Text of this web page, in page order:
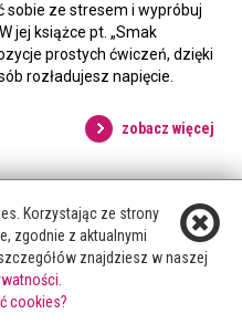
sobie ze stresem i wypróbuj
jej książce pt. „Smak
prostych ćwiczeń, dzięki
rozładujesz napięcie.
zobacz więcej
Korzystając ze strony
zgodnie z aktualnymi
znajdziesz w naszej
cookies?